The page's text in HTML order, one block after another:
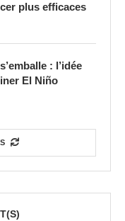
plus efficaces
: l’idée
El Niño